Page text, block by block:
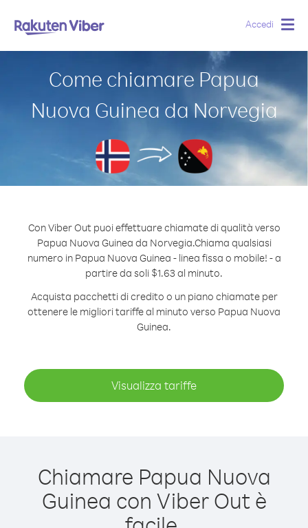
Accedi
Come chiamare Papua
Nuova Guinea da Norvegia
Con Viber Out puoi effettuare chiamate di qualità verso
Papua Nuova Guinea da Norvegia.Chiama qualsiasi
numero in Papua Nuova Guinea - linea fissa o mobile! - a
partire da soli $1.63 al minuto.
Acquista pacchetti di credito o un piano chiamate per
ottenere le migliori tariffe al minuto verso Papua Nuova
Guinea.
Visualizza tariffe
Chiamare Papua Nuova
Guinea con Viber Out è